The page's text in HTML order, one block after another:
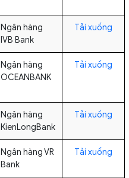
Ngân hàng
IVB Bank
Tải xuống
Ngân hàng
OCEANBANK
Tải xuống
Ngân hàng
KienLongBank
Tải xuống
Ngân hàng VR
Bank
Tải xuống